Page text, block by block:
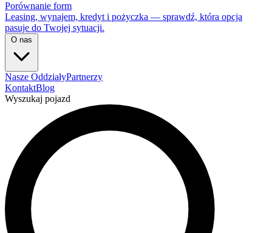
Porównanie form
Leasing, wynajem, kredyt i pożyczka — sprawdź, która opcja
pasuje do Twojej sytuacji.
O nas
Nasze OddziałyPartnerzy
KontaktBlog
Wyszukaj pojazd